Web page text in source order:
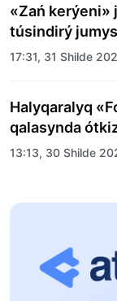
«Zań kerýeni»
túsindirý
17:31, 31 Shilde
Halyqaralyq
qalasynda
13:13, 30 Shilde
Asqat
12:01, 28 Shilde